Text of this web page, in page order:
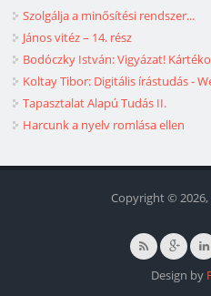
Szolgálja a minősítési rendszer...
János vitéz – 14. rész
Bodóczky István: Vigyázat!
Koltay Tibor: Digitális írástudás -
Tapasztalat Alapú Tudás II.
Harcunk a nyelv romlása ellen
Copyright ©
Design by